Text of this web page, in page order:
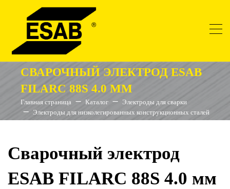
СВАРОЧНЫЙ ЭЛЕКТРОД ESAB
FILARC 88S 4.0 ММ
Главная страница Каталог
Электроды для сварки
Электроды для низколегированных конструкционных сталей
Сварочный электрод
ESAB FILARC 88S 4.0 мм